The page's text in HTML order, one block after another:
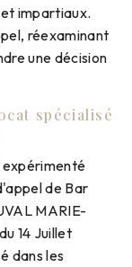
impartiaux.
réexaminant
une décision
spécialisé
expérimenté
de Bar
MARIE-
14 Juillet
dans les